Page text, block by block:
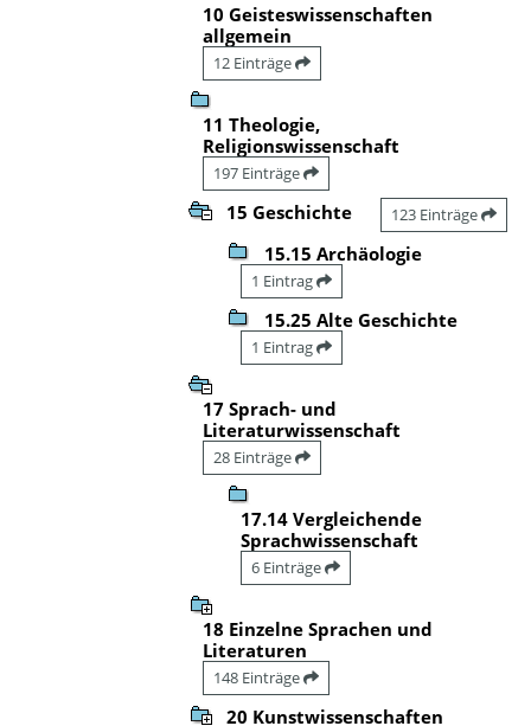
10 Geisteswissenschaften
allgemein
12 Einträge
11 Theologie,
Religionswissenschaft
197 Einträge
15 Geschichte 123 Einträge
15.15 Archäologie
1 Eintrag
15.25 Alte Geschichte
1 Eintrag
17 Sprach- und
Literaturwissenschaft
28 Einträge
17.14 Vergleichende
Sprachwissenschaft
6 Einträge
18 Einzelne Sprachen und
Literaturen
148 Einträge
20 Kunstwissenschaften